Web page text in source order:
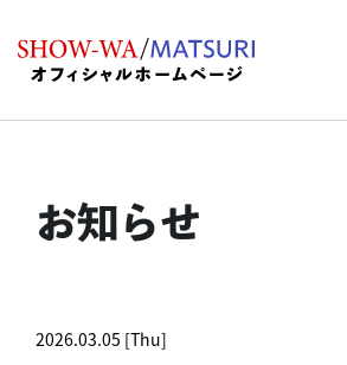
お知らせ
2026.03.05 [Thu]